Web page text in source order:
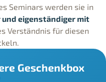
Seminars werden sie in
eigenständiger mit
Verständnis für diesen
Geschenkbox